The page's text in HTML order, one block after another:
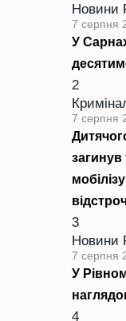
Новини
7 серпня
У
2
7 серпня
3
Новини
7 серпня
У
4